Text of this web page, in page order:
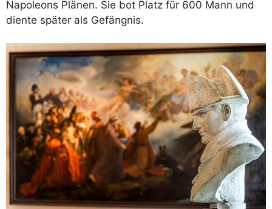
Napoleons Plänen. Sie bot Platz für 600 Mann und
diente später als Gefängnis.